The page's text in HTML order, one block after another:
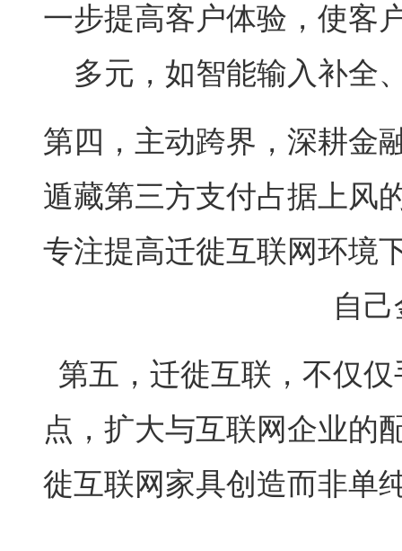
一步提高客户体验，使客
多元，如智能输入补全
第四，主动跨界，深耕金
遁藏第三方支付占据上风
专注提高迁徙互联网环境
自
第五，迁徙互联，不仅
点，扩大与互联网企业的
徙互联网家具创造而非单